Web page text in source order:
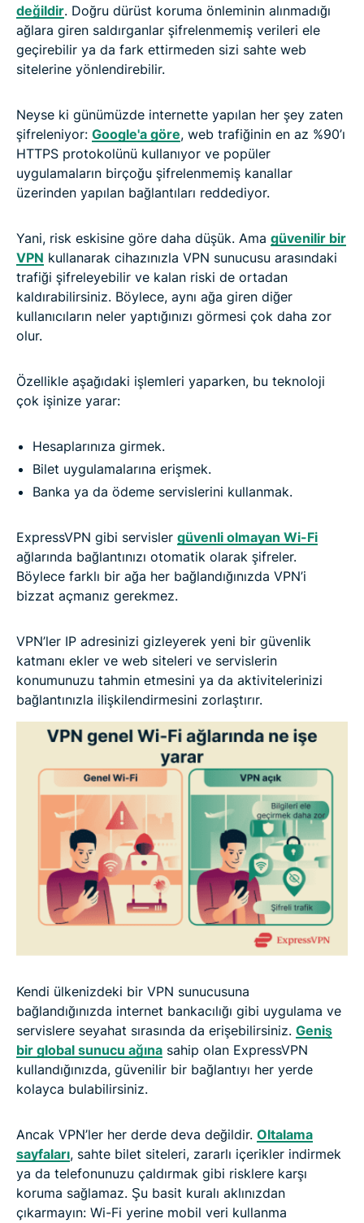
değildir. Doğru dürüst koruma önleminin alınmadığı
ağlara giren saldırganlar şifrelenmemiş verileri ele
geçirebilir ya da fark ettirmeden sizi sahte web
sitelerine yönlendirebilir.
Neyse ki günümüzde internette yapılan her şey zaten
şifreleniyor: Google'a göre, web trafiğinin en az %90’ı
HTTPS protokolünü kullanıyor ve popüler
uygulamaların birçoğu şifrelenmemiş kanallar
üzerinden yapılan bağlantıları reddediyor.
Yani, risk eskisine göre daha düşük. Ama güvenilir bir
VPN kullanarak cihazınızla VPN sunucusu arasındaki
trafiği şifreleyebilir ve kalan riski de ortadan
kaldırabilirsiniz. Böylece, aynı ağa giren diğer
kullanıcıların neler yaptığınızı görmesi çok daha zor
olur.
Özellikle aşağıdaki işlemleri yaparken, bu teknoloji
çok işinize yarar:
Hesaplarınıza girmek.
Bilet uygulamalarına erişmek.
Banka ya da ödeme servislerini kullanmak.
ExpressVPN gibi servisler güvenli olmayan Wi-Fi
ağlarında bağlantınızı otomatik olarak şifreler.
Böylece farklı bir ağa her bağlandığınızda VPN’i
bizzat açmanız gerekmez.
VPN’ler IP adresinizi gizleyerek yeni bir güvenlik
katmanı ekler ve web siteleri ve servislerin
konumunuzu tahmin etmesini ya da aktivitelerinizi
bağlantınızla ilişkilendirmesini zorlaştırır.
Kendi ülkenizdeki bir VPN sunucusuna
bağlandığınızda internet bankacılığı gibi uygulama ve
servislere seyahat sırasında da erişebilirsiniz. Geniş
bir global sunucu ağına sahip olan ExpressVPN
kullandığınızda, güvenilir bir bağlantıyı her yerde
kolayca bulabilirsiniz.
Ancak VPN’ler her derde deva değildir. Oltalama
sayfaları, sahte bilet siteleri, zararlı içerikler indirmek
ya da telefonunuzu çaldırmak gibi risklere karşı
koruma sağlamaz. Şu basit kuralı aklınızdan
çıkarmayın: Wi-Fi yerine mobil veri kullanma